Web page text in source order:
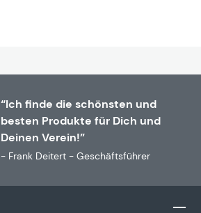
“Ich finde die schönsten und
besten Produkte für Dich und
Deinen Verein!”
- Frank Deitert - Geschäftsführer